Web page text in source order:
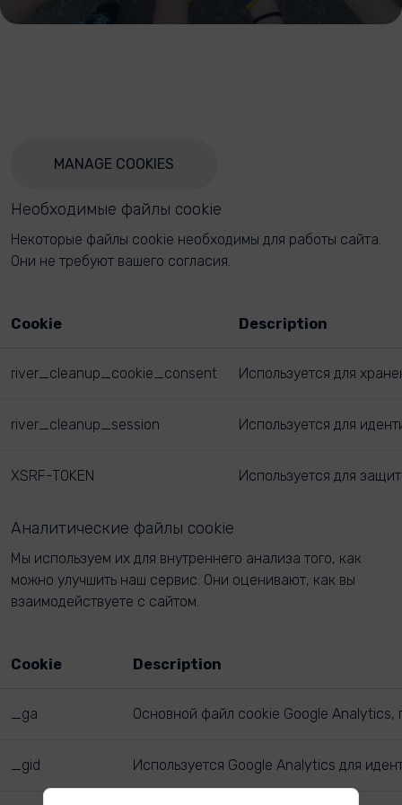
MANAGE COOKIES
Необходимые файлы cookie
Некоторые файлы cookie необходимы для работы сайта.
Они не требуют вашего согласия.
Cookie Description
river_cleanup_cookie_consent Используется для
river_cleanup_session Используется для
XSRF-TOKEN Используется для
Аналитические файлы cookie
Мы используем их для внутреннего анализа того, как
можно улучшить наш сервис. Они оценивают, как вы
взаимодействуете с сайтом.
Cookie Description
_ga Основной файл cookie Google Analytics,
_gid Используется Google Analytics для